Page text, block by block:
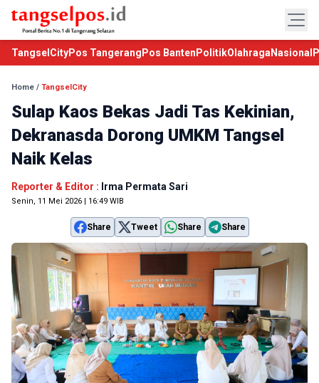
TangselCityPos Tangerang Pos Banten PolitikOlahraga Nasional
Home / TangselCity
Sulap Kaos Bekas Jadi Tas Kekinian,
Dekranasda Dorong UMKM Tangsel
Naik Kelas
Reporter & Editor : Irma Permata Sari
Senin, 11 Mei 2026 | 16:49 WIB
Share Tweet Share Share